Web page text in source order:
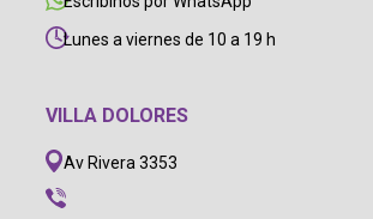
Lunes a viernes de 10 a 19 h
VILLA DOLORES
Av Rivera 3353